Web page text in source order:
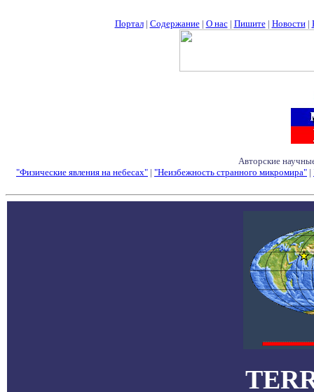
Портал| Содержание| О нас| Пишите| Новости|
Авторские
"Физические явления на небесах" | "Неизбежность странного микромира" |